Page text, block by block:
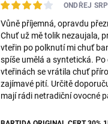
ONDŘEJ SRP
Vůně příjemná, opravdu
Chuť už mě tolik nezaujala,
vteřin po polknutí mi chuť
spíše umělá a syntetická.
vteřinách se vrátila chuť
zajímavé pití. Určitě
mají rádi netradiční ovocné